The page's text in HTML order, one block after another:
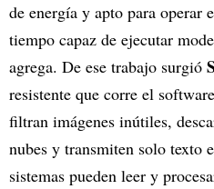
de energía y apto para operar
tiempo capaz de ejecutar
agrega. De ese trabajo surgió
resistente que corre el software
filtran imágenes inútiles,
nubes y transmiten solo texto
sistemas pueden leer y